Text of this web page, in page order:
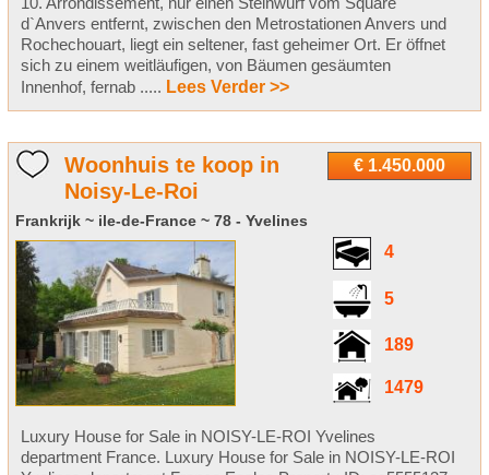
d`Anvers entfernt, zwischen den Metrostationen Anvers und
Rochechouart, liegt ein seltener, fast geheimer Ort. Er öffnet
sich zu einem weitläufigen, von Bäumen gesäumten
Innenhof, fernab ..... Lees Verder >>
€ 1.450.000
Woonhuis te koop in
Noisy-Le-Roi
Frankrijk ~ ile-de-France ~ 78 - Yvelines
4
5
189
1479
Luxury House for Sale in NOISY-LE-ROI Yvelines
department France. Luxury House for Sale in NOISY-LE-ROI